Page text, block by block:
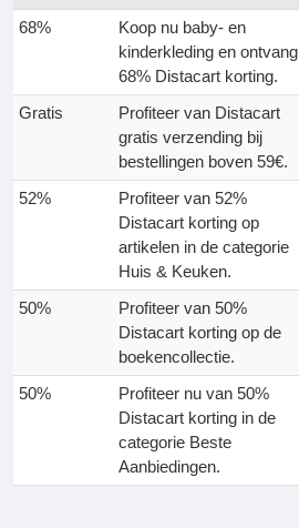
68%
Koop nu baby- en
kinderkleding en ontvang
68% Distacart korting.
Gratis
Profiteer van Distacart
gratis verzending bij
bestellingen boven 59€.
52%
Profiteer van 52%
Distacart korting op
artikelen in de categorie
Huis & Keuken.
50%
Profiteer van 50%
Distacart korting op de
boekencollectie.
50%
Profiteer nu van 50%
Distacart korting in de
categorie Beste
Aanbiedingen.